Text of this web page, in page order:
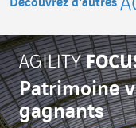
Découvrez d'autres
Patrimoine
gagnants